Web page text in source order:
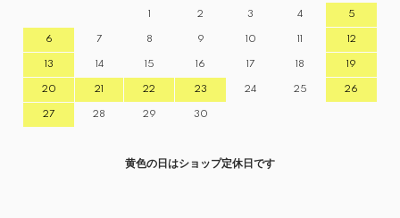
1 2 3 4 5
6 7 8 9 10 11 12
13 14 15 16 17 18 19
20 21 22 23 24 25 26
27 28 29 30
黄色の日はショップ定休日です